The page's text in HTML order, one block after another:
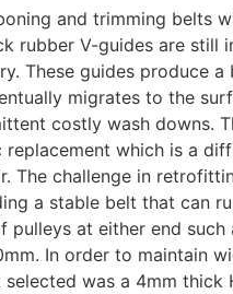
and trimming belts
rubber V-guides are still
These guides produce a
migrates to the
costly wash downs.
replacement which is a
The challenge in
a stable belt that can
pulleys at either end such
In order to maintain
was a 4mm thick